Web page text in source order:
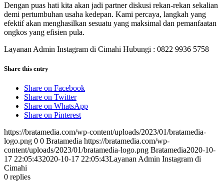
Dengan puas hati kita akan jadi partner diskusi rekan-rekan sekalian
demi pertumbuhan usaha kedepan. Kami percaya, langkah yang
efektif akan menghasilkan sesuatu yang maksimal dan pemanfaatan
ongkos yang efisien pula.
Layanan Admin Instagram di Cimahi Hubungi : 0822 9936 5758
Share this entry
Share on Facebook
Share on Twitter
Share on WhatsApp
Share on Pinterest
https://bratamedia.com/wp-content/uploads/2023/01/bratamedia-
logo.png 0 0 Bratamedia https://bratamedia.com/wp-
content/uploads/2023/01/bratamedia-logo.png Bratamedia2020-10-
17 22:05:432020-10-17 22:05:43Layanan Admin Instagram di
Cimahi
0 replies